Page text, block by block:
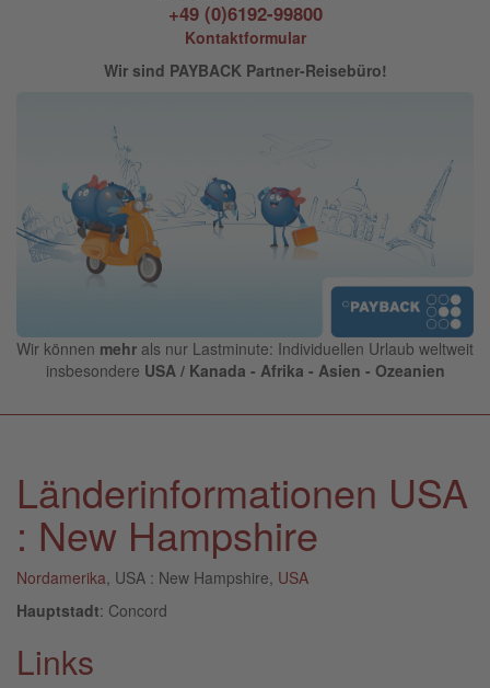
+49 (0)6192-99800
Kontaktformular
Wir sind PAYBACK Partner-Reisebüro!
Wir können mehr als nur Lastminute: Individuellen Urlaub weltweit
insbesondere USA / Kanada - Afrika - Asien - Ozeanien
Länderinformationen USA
: New Hampshire
Nordamerika , USA : New Hampshire, USA
Hauptstadt: Concord
Links